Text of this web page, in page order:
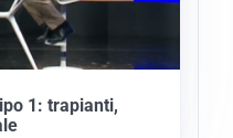
1: trapianti,